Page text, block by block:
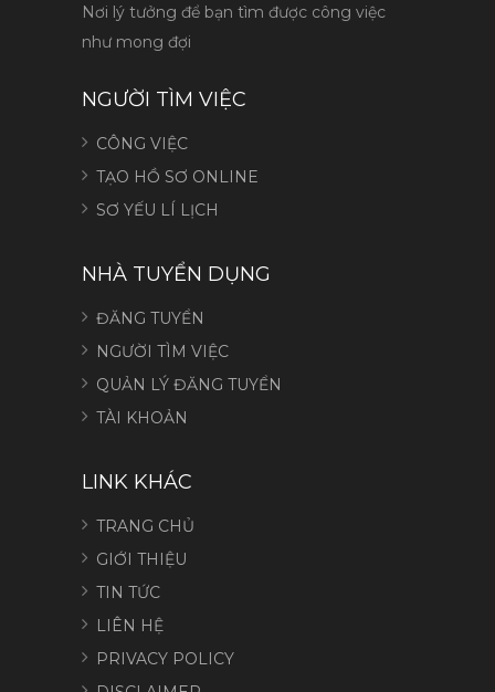
Nơi lý tưởng để bạn tìm được công việc
như mong đợi
NGƯỜI TÌM VIỆC
CÔNG VIỆC
TẠO HỒ SƠ ONLINE
SƠ YẾU LÍ LỊCH
NHÀ TUYỂN DỤNG
ĐĂNG TUYỂN
NGƯỜI TÌM VIỆC
QUẢN LÝ ĐĂNG TUYỂN
TÀI KHOẢN
LINK KHÁC
TRANG CHỦ
GIỚI THIỆU
TIN TỨC
LIÊN HỆ
PRIVACY POLICY